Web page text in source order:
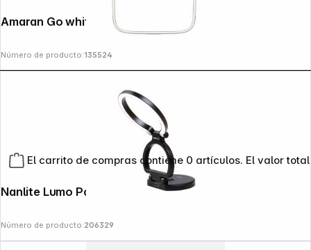
El carrito de compras contiene 0 artículos. El valor
Amaran Go white mini phone light
Número de producto:135524
Nanlite Lumo Polar Black Ring Light
Número de producto:206329